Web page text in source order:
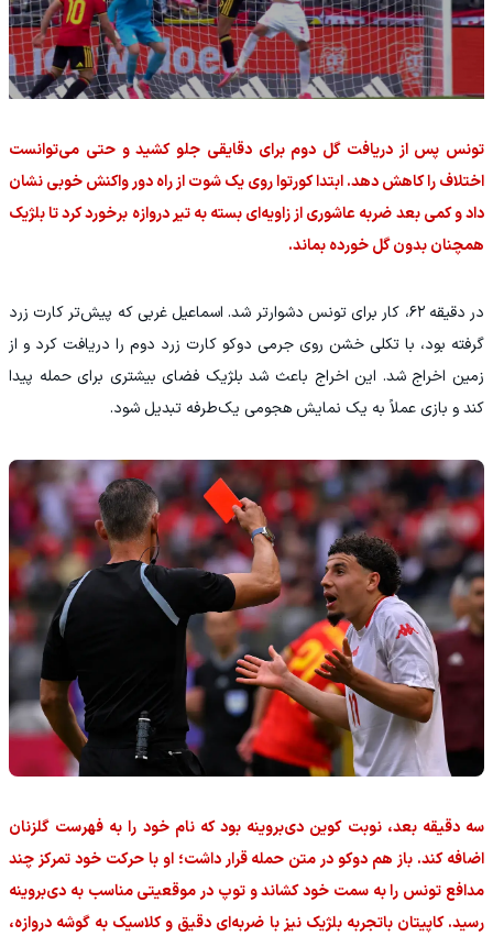
تونس پس از دریافت گل دوم برای دقایقی جلو کشید و حتی می‌توانست
اختلاف را کاهش دهد. ابتدا کورتوا روی یک شوت از راه دور واکنش خوبی نشان
داد و کمی بعد ضربه عاشوری از زاویه‌ای بسته به تیر دروازه برخورد کرد تا بلژیک
همچنان بدون گل خورده بماند.
در دقیقه ۶۲، کار برای تونس دشوارتر شد. اسماعیل غربی که پیش‌تر کارت زرد
گرفته بود، با تکلی خشن روی جرمی دوکو کارت زرد دوم را دریافت کرد و از
زمین اخراج شد. این اخراج باعث شد بلژیک فضای بیشتری برای حمله پیدا
کند و بازی عملاً به یک نمایش هجومی یک‌طرفه تبدیل شود.
سه دقیقه بعد، نوبت کوین دی‌بروینه بود که نام خود را به فهرست گلزنان
اضافه کند. باز هم دوکو در متن حمله قرار داشت؛ او با حرکت خود تمرکز چند
مدافع تونس را به سمت خود کشاند و توپ در موقعیتی مناسب به دی‌بروینه
رسید. کاپیتان باتجربه بلژیک نیز با ضربه‌ای دقیق و کلاسیک به گوشه دروازه،